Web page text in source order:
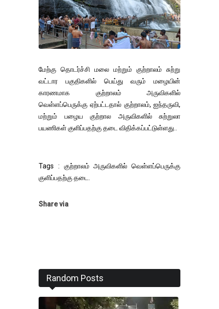
மேற்கு தொடர்ச்சி மலை மற்றும் குற்றாலம் சுற்று
வட்டார பகுதிகளில் பெய்து வரும் மழையின்
காரணமாக குற்றாலம் அருவிகளில்
வெள்ளப்பெருக்கு ஏற்பட்டதால் குற்றாலம், ஐந்தருவி,
மற்றும் பழைய குற்றால அருவிகளில் சுற்றுலா
பயணிகள் குளிப்பதற்கு தடை விதிக்கப்பட்டுள்ளது..
Tags : குற்றாலம் அருவிகளில் வெள்ளப்பெருக்கு
குளிப்பதற்கு தடை.
Share via
Random Posts